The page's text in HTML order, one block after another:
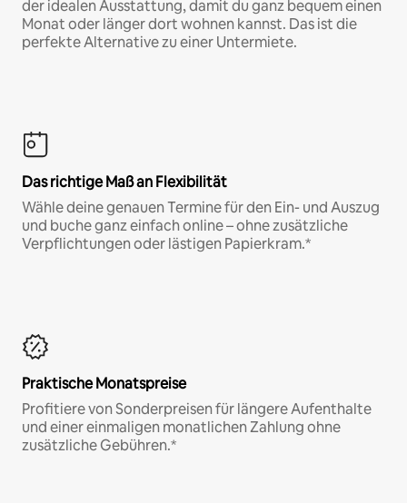
der idealen Ausstattung, damit du ganz bequem einen
Monat oder länger dort wohnen kannst. Das ist die
perfekte Alternative zu einer Untermiete.
Das richtige Maß an Flexibilität
Wähle deine genauen Termine für den Ein- und Auszug
und buche ganz einfach online – ohne zusätzliche
Verpflichtungen oder lästigen Papierkram.*
Praktische Monatspreise
Profitiere von Sonderpreisen für längere Aufenthalte
und einer einmaligen monatlichen Zahlung ohne
zusätzliche Gebühren.*